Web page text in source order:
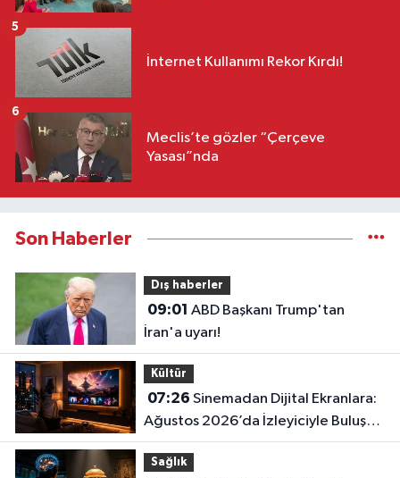
İnternet Kullanımı Rekor Kırdı!
5
Meclis’te gözler “Çerçeve
Yasası”nda
6
Son Haberler
Dış haberler
09:01
İran'a uyarı!
Kültür
07:26
Ağustos 2026’da İzleyiciyle Buluşan
En İddialı Yapımlar
Sağlık